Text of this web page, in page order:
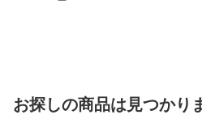
お探しの商品は見つかり